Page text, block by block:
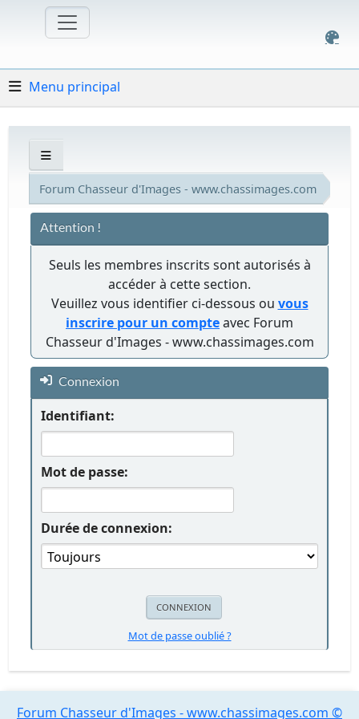
Menu principal
Forum Chasseur d'Images - www.chassimages.com
Attention !
Seuls les membres inscrits sont autorisés à
accéder à cette section.
Veuillez vous identifier ci-dessous ou vous
inscrire pour un compteavec Forum
Chasseur d'Images - www.chassimages.com
Connexion
Identifiant:
Mot de passe:
Durée de connexion:
Mot de passe oublié ?
Forum Chasseur d'Images - www.chassimages.com ©